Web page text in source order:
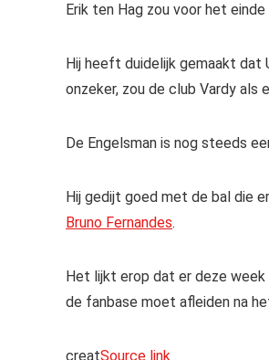
Erik ten Hag zou voor het
Hij heeft duidelijk gemaakt dat
onzeker, zou de club Vardy als
De Engelsman is nog steeds
Hij gedijt goed met de bal die
Bruno Fernandes.
Het lijkt erop dat er deze
de fanbase moet afleiden na
creatSource link